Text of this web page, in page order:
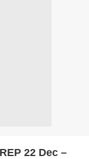
22 Dec –